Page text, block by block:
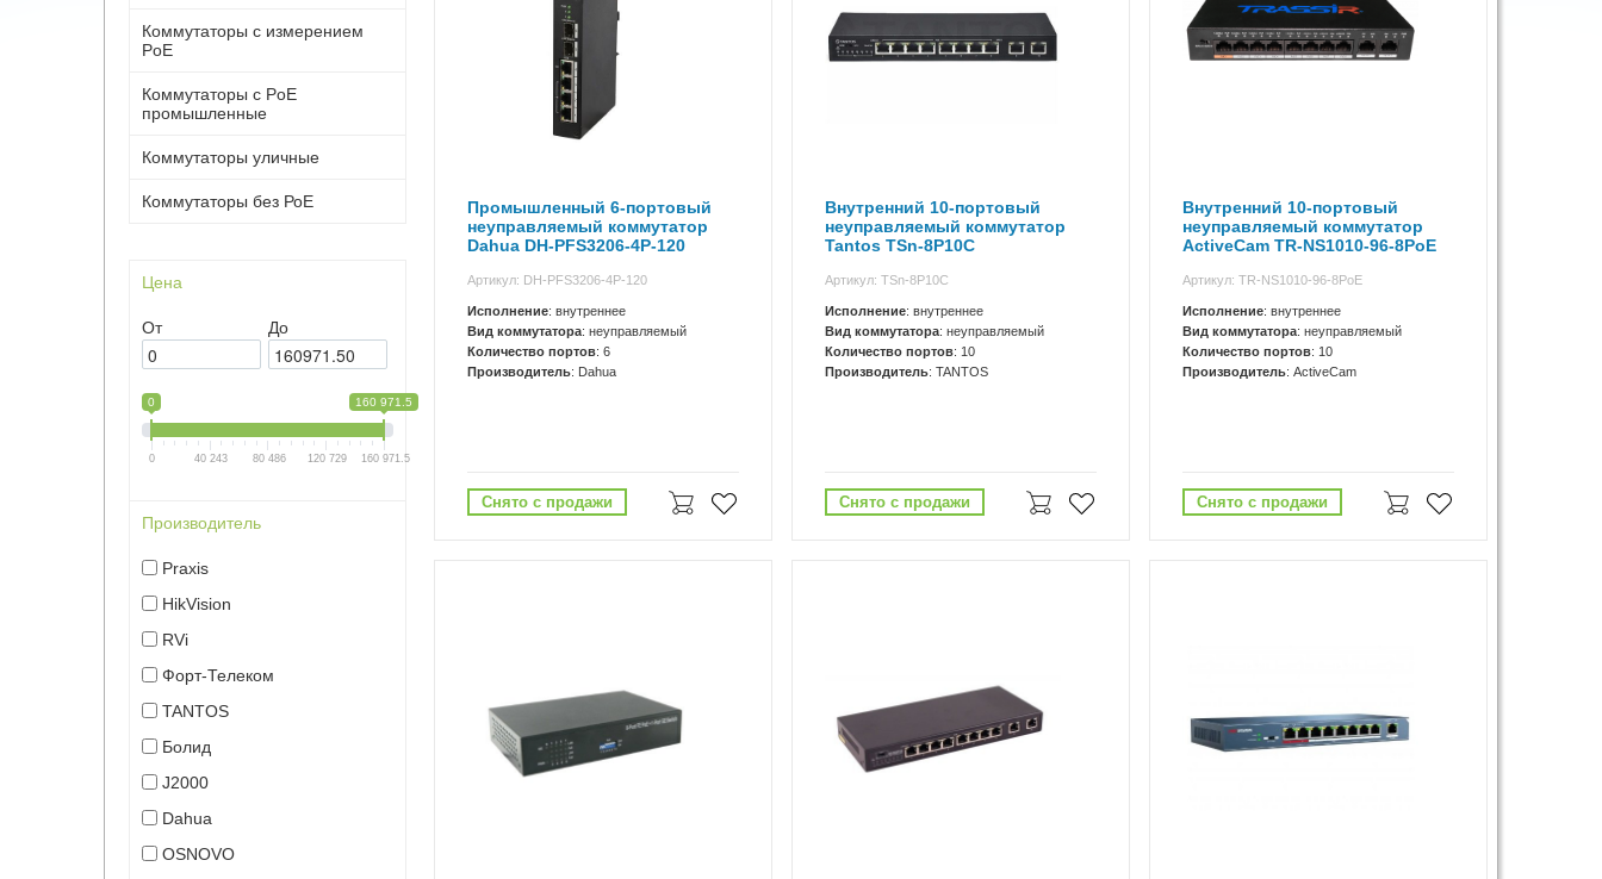
Коммутаторы с измерением
PoE
Коммутаторы с PoE
промышленные
Коммутаторы уличные
Коммутаторы без РоЕ
Цена
От До
0 160 971.5
0 40 243 80 486 120 729 160 971.5
Производитель
Praxis
HikVision
RVi
Форт-Телеком
TANTOS
Болид
J2000
Dahua
OSNOVO
Промышленный 6-портовый
неуправляемый коммутатор
Dahua DH-PFS3206-4P-120
Артикул: DH-PFS3206-4P-120
Исполнение: внутреннее
Вид коммутатора: неуправляемый
Количество портов: 6
Производитель: Dahua
Снято с продажи
Внутренний 10-портовый
неуправляемый коммутатор
Tantos TSn-8P10C
Артикул: TSn-8P10С
Исполнение: внутреннее
Вид коммутатора: неуправляемый
Количество портов: 10
Производитель: TANTOS
Снято с продажи
Внутренний 10-портовый
неуправляемый коммутатор
ActiveCam TR-NS1010-96-8PoE
Артикул: TR-NS1010-96-8PoE
Исполнение: внутреннее
Вид коммутатора: неуправляемый
Количество портов: 10
Производитель: ActiveCam
Снято с продажи